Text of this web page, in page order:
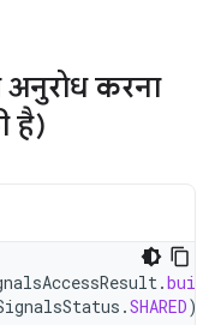
करना
है)
.
.SHARED)